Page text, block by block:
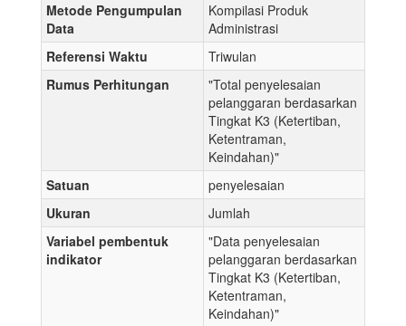
Metode Pengumpulan
Data
Kompilasi Produk
Administrasi
Referensi Waktu
Triwulan
Rumus Perhitungan
"Total penyelesaian
pelanggaran berdasarkan
Tingkat K3 (Ketertiban,
Ketentraman,
Keindahan)"
Satuan
penyelesaian
Ukuran
Jumlah
Variabel pembentuk
indikator
"Data penyelesaian
pelanggaran berdasarkan
Tingkat K3 (Ketertiban,
Ketentraman,
Keindahan)"